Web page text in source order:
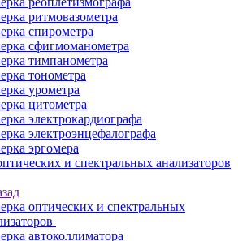
ритмовазометра
спирометра
сфигмоманометра
тимпанометра
тонометра
урометра
цитометра
электрокардиографа
электроэнцефалографа
эргомера
и спектральных анализаторов
оптических и спектральных
автоколлиматора